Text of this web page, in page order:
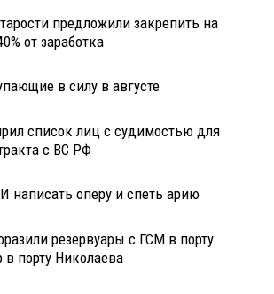
предложили закрепить на
от заработка
в силу в августе
список лиц с судимостью для
с ВС РФ
написать оперу и спеть арию
резервуары с ГСМ в порту
порту Николаева